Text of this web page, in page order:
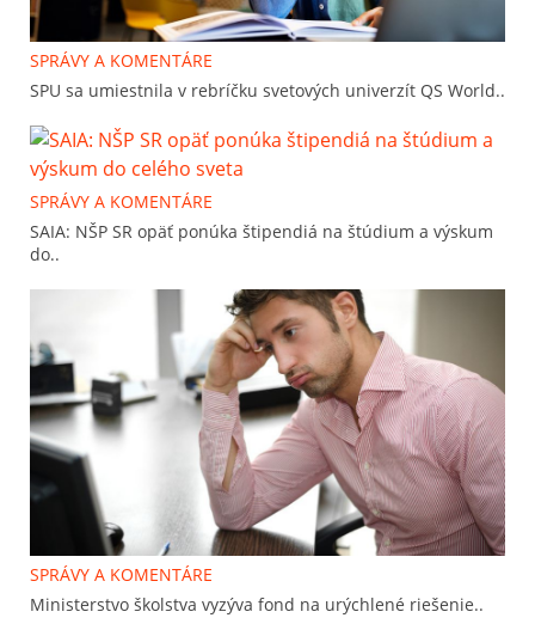
SPRÁVY A KOMENTÁRE
SPU sa umiestnila v rebríčku svetových univerzít QS World..
SPRÁVY A KOMENTÁRE
SAIA: NŠP SR opäť ponúka štipendiá na štúdium a výskum
do..
SPRÁVY A KOMENTÁRE
Ministerstvo školstva vyzýva fond na urýchlené riešenie..